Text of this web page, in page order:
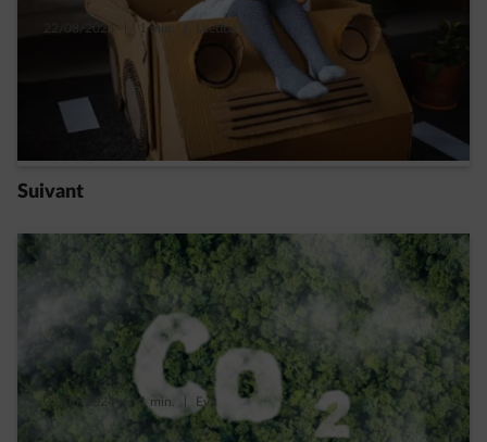
22/08/2024 1 min. Laetitia M.
Pourquoi laisser, parfois, votre voiture au
garage? 5 avantages
Read more
Suivant
07/05/2024 | 1 min. Eva
Ô CO2, quels sont tes « secrets » bien